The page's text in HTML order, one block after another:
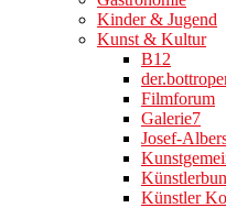
Kinder & Jugend
Kunst & Kultur
B12
Filmforum
Galerie7
Josef-
Künstler